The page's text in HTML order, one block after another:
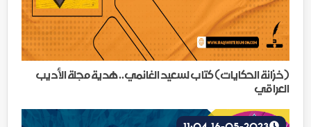
(خزانة الحكايات) كتاب لسعيد الغانمي.. هدية مجلة الأديب
العراقي